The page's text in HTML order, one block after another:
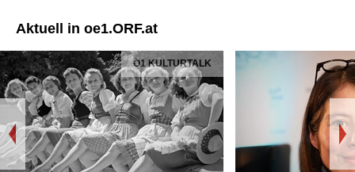
Aktuell in oe1.ORF.at
Ö1 KULTURTALK